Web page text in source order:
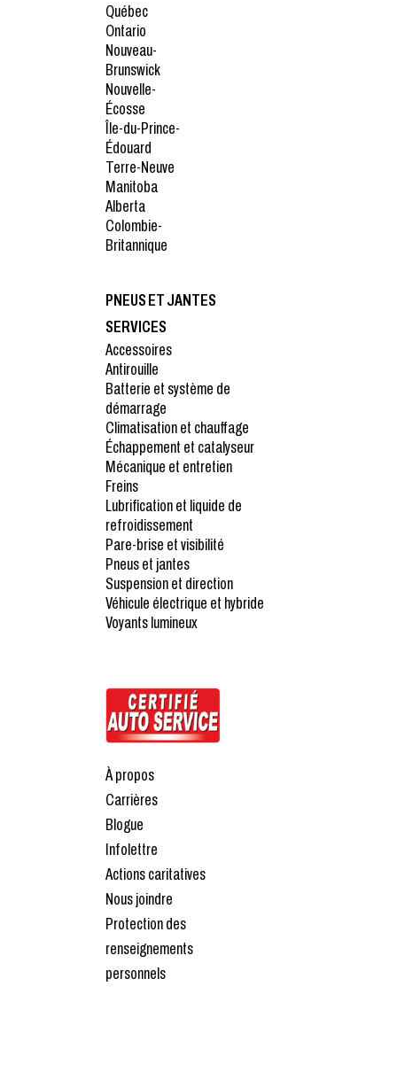
Québec
Ontario
Nouveau-
Brunswick
Nouvelle-
Écosse
Île-du-Prince-
Édouard
Terre-Neuve
Manitoba
Alberta
Colombie-
Britannique
PNEUS ET JANTES
SERVICES
Accessoires
Antirouille
Batterie et système de
démarrage
Climatisation et chauffage
Échappement et catalyseur
Mécanique et entretien
Freins
Lubrification et liquide de
refroidissement
Pare-brise et visibilité
Pneus et jantes
Suspension et direction
Véhicule électrique et hybride
Voyants lumineux
À propos
Carrières
Blogue
Infolettre
Actions caritatives
Nous joindre
Protection des
renseignements
personnels